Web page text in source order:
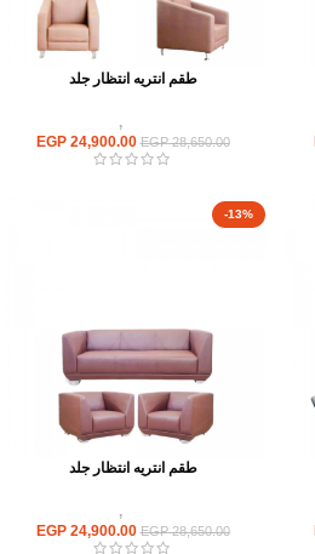
طقم انتريه انتظار جلد
انتريهات استقبال,
EGP28,650.00
EGP24,900.00
-13%
طقم انتريه انتظار جلد
انتريهات استقبال,
EGP28,650.00
EGP24,900.00